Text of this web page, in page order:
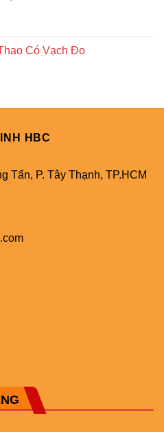
Có Vạch Đo
HBC
Tấn, P. Tây Thạnh, TP.HCM